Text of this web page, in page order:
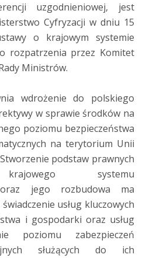
uzgodnieniowej, jest
Cyfryzacji w dniu 15
o krajowym systemie
rozpatrzenia przez Komitet
Ministrów.
wdrożenie do polskiego
w sprawie środków na
poziomu bezpieczeństwa
na terytorium Unii
podstaw prawnych
systemu
oraz jego rozbudowa ma
usług kluczowych
i gospodarki oraz usług
poziomu zabezpieczeń
służących do ich